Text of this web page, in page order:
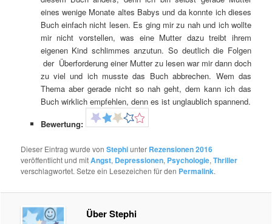
eines wenige Monate altes Babys und da konnte ich dieses
Buch einfach nicht lesen. Es ging mir zu nah und ich wollte
mir nicht vorstellen, was eine Mutter dazu treibt ihrem
eigenen Kind schlimmes anzutun. So deutlich die Folgen
der Überforderung einer Mutter zu lesen war mir dann doch
zu viel und ich musste das Buch abbrechen. Wem das
Thema aber gerade nicht so nah geht, dem kann ich das
Buch wirklich empfehlen, denn es ist unglaublich spannend.
Bewertung:
Dieser Eintrag wurde vonStephiunter Rezensionen 2016
veröffentlicht und mitAngst, Depressionen, Psychologie,Thriller
verschlagwortet. Setze ein Lesezeichen für den Permalink.
Über Stephi